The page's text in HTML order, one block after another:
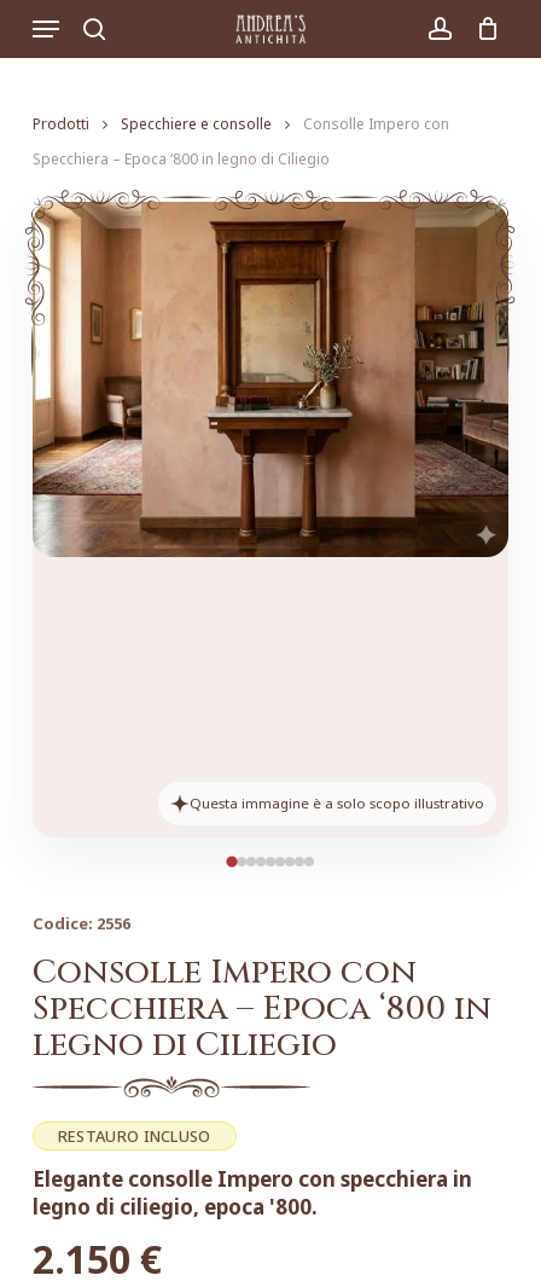
search account
Menu
Prodotti Specchiere e consolle
Consolle Impero con
Specchiera – Epoca ‘800 in legno di Ciliegio
Questa immagine è a solo scopo illustrativo
Codice: 2556
Consolle Impero con
Specchiera – Epoca ‘800 in
legno di Ciliegio
RESTAURO INCLUSO
Elegante consolle Impero con specchiera in
legno di ciliegio, epoca '800.
2.150 €